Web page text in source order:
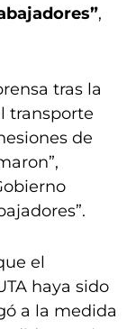
,
tras la
transporte
de
el
haya sido
a la medida